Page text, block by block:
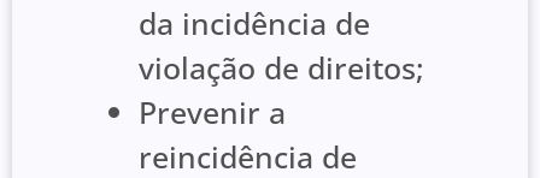
da incidência de
violação de direitos;
Prevenir a
reincidência de